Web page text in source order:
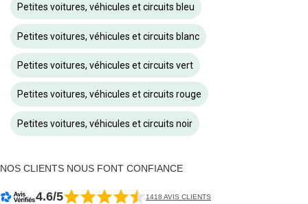
Petites voitures, véhicules et circuits bleu
Petites voitures, véhicules et circuits blanc
Petites voitures, véhicules et circuits vert
Petites voitures, véhicules et circuits rouge
Petites voitures, véhicules et circuits noir
NOS CLIENTS NOUS FONT CONFIANCE
4.6/5 1418 AVIS CLIENTS